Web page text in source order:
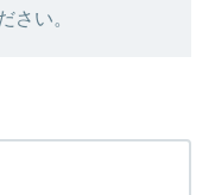
さい。